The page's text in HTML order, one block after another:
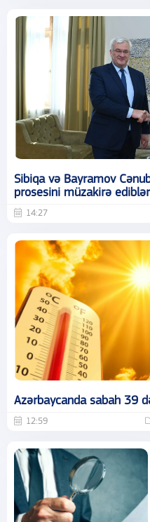
Sibiqa və Bayramov
prosesini müzakirə ediblər
14:27
Azərbaycanda sabah 39
12:59